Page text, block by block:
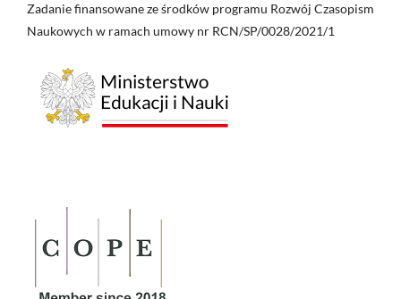
Zadanie finansowane ze środków programu Rozwój Czasopism
Naukowych w ramach umowy nr RCN/SP/0028/2021/1